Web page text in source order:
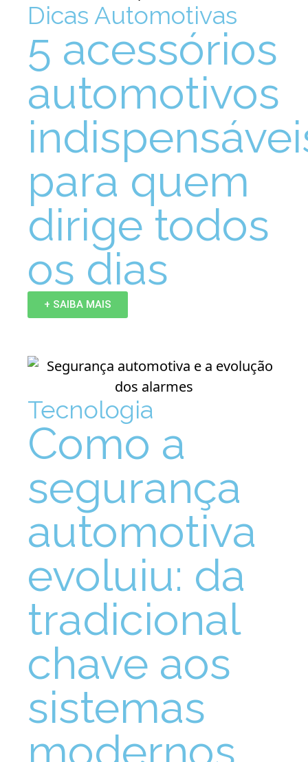
Dicas Automotivas
5 acessórios
automotivos
para quem
dirige todos
os dias
+ SAIBA MAIS
Tecnologia
Como a
segurança
automotiva
evoluiu: da
tradicional
chave aos
sistemas
modernos